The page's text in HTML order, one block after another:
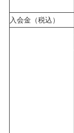
入会金（税込）